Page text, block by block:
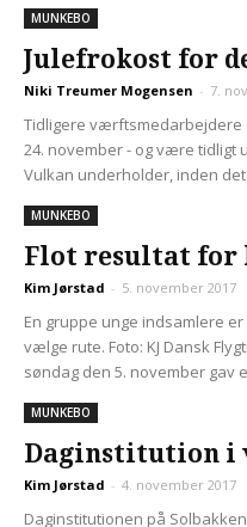
MUNKEBO
Julefrokost for
Niki Treumer Mogensen - 7.
Tidligere
24. november - og være tidligt
Vulkan underholder, inden det
MUNKEBO
Flot resultat for
Kim Jørstad - 5. november 2017
En gruppe unge indsamlere
vælge rute. Foto: KJ Dansk
søndag den 5. november gav
MUNKEBO
Daginstitution i
Kim Jørstad - 4. november 2017
Daginstitutionen på